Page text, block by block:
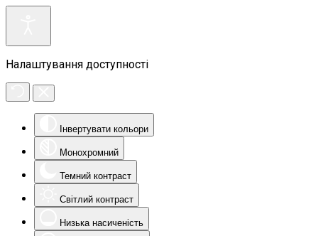
Налаштування доступності
Інвертувати кольори
Монохромний
Темний контраст
Світлий контраст
Низька насиченість